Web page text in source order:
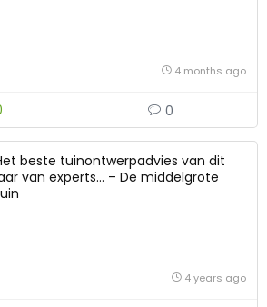
4 months ago
0
beste tuinontwerpadvies van dit
van experts… – De middelgrote
4 years ago